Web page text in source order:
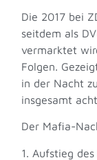
Die 2017 bei
seitdem als
vermarktet
Folgen.
in der Nacht
insgesamt
Der Mafia-
1. Aufstieg